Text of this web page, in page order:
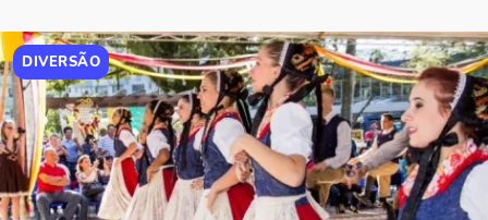
DIVERSÃO